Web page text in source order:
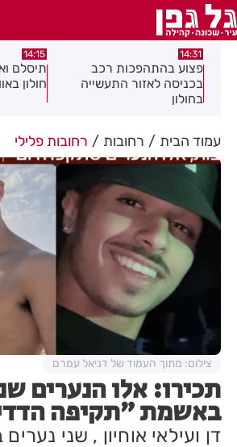
14:31
פצוע בהתהפכות רכב
בכניסה לאזור התעשייה
בחולון
14:15
תיסלם
חולון
עמוד הבית רחובות רחובות פלילי
תכירו: אלו הנערים
באשמת ״תקיפה
דן ועילאי אוחיון , שני
צילום: מתוך העמוד של דניאל עמרם